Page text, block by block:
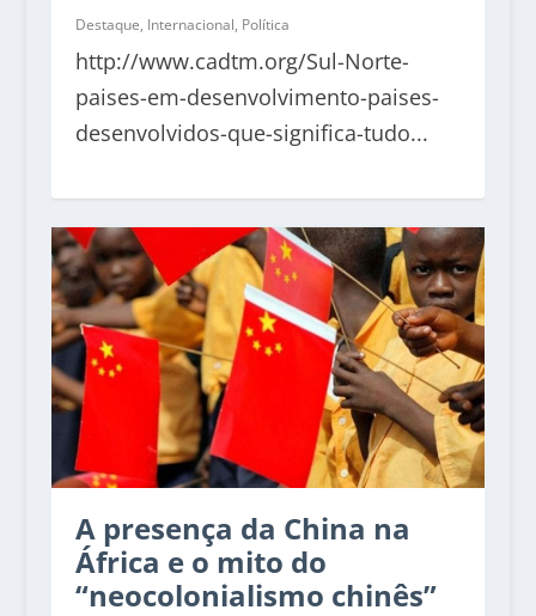
Destaque, Internacional, Política
http://www.cadtm.org/Sul-Norte-
paises-em-desenvolvimento-paises-
desenvolvidos-que-significa-tudo...
A presença da China na
África e o mito do
“neocolonialismo chinês”